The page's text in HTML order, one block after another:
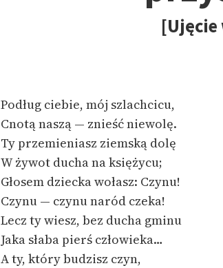
Szkoła
[Ujęcie
Podług ciebie, mój szlachcicu,
Cnotą naszą — znieść niewolę.
Ty przemieniasz ziemską dolę
W żywot ducha na księżycu;
Głosem dziecka wołasz: Czynu!
Czynu — czynu naród czeka!
Lecz ty wiesz, bez ducha gminu
Jaka słaba pierś człowieka…
A ty, który budzisz czyn,